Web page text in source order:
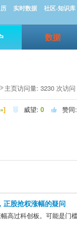
实时数据 社区-知识库
数据
主页访问量: 3230 次访问
]  威望: 0  赞同:
正股抢权涨幅的疑问